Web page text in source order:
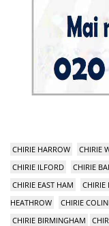
CHIRIE HARROW CHIRIE
CHIRIE ILFORD
CHIRIE
CHIRIE EAST HAM
CHIRIE
HEATHROW
CHIRIE
CHIRIE BIRMINGHAM